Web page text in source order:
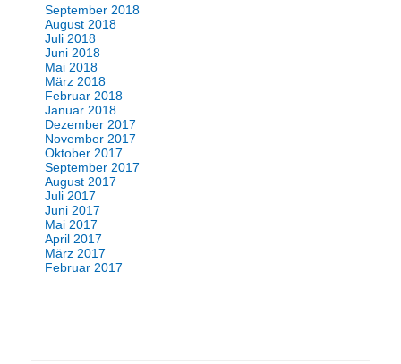
September 2018
August 2018
Juli 2018
Juni 2018
Mai 2018
März 2018
Februar 2018
Januar 2018
Dezember 2017
November 2017
Oktober 2017
September 2017
August 2017
Juli 2017
Juni 2017
Mai 2017
April 2017
März 2017
Februar 2017